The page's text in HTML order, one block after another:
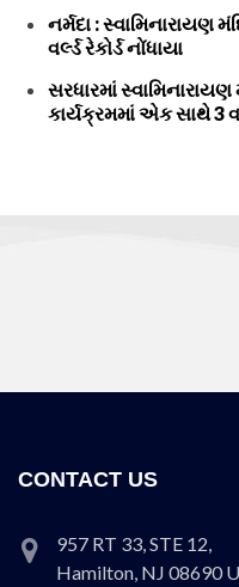
નર્મદા : સ્વામિનારાયણ
વર્લ્ડ રેકોર્ડ નોંધાયા
સરધારમાં સ્વામિનારાયણ
કાર્યક્રમમાં એક સાથે 3
CONTACT US
957 RT 33, STE 12,
Hamilton, NJ 08690